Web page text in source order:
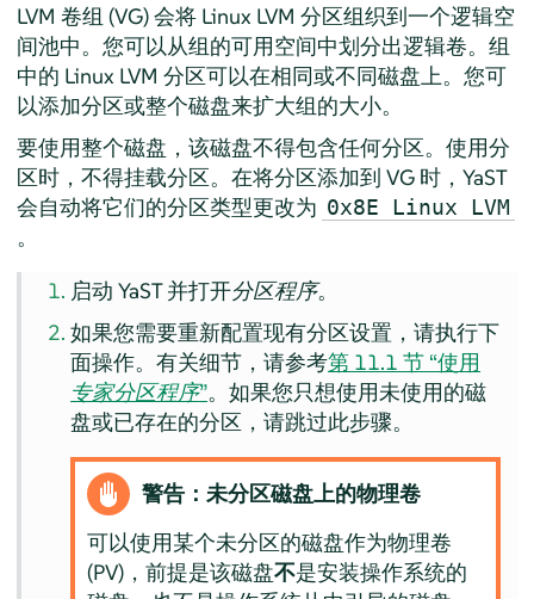
LVM 卷组 (VG) 会将 Linux LVM 分区组织到一个逻辑空
间池中。您可以从组的可用空间中划分出逻辑卷。组
中的 Linux LVM 分区可以在相同或不同磁盘上。您可
以添加分区或整个磁盘来扩大组的大小。
要使用整个磁盘，该磁盘不得包含任何分区。使用分
区时，不得挂载分区。在将分区添加到 VG 时，YaST
会自动将它们的分区类型更改为 0x8E Linux LVM
。
启动 YaST 并打开分区程序。
如果您需要重新配置现有分区设置，请执行下
面操作。有关细节，请参考第 11.1 节 “使用
专家分区程序”。如果您只想使用未使用的磁
盘或已存在的分区，请跳过此步骤。
警告：未分区磁盘上的物理卷
可以使用某个未分区的磁盘作为物理卷
(PV)，前提是该磁盘不是安装操作系统的